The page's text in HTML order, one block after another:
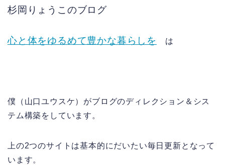
杉岡りょうこのブログ
心と体をゆるめて豊かな暮らしを は
僕（山口ユウスケ）がブログのディレクション＆シス
テム構築をしています。
上の2つのサイトは基本的にだいたい毎日更新となって
います。